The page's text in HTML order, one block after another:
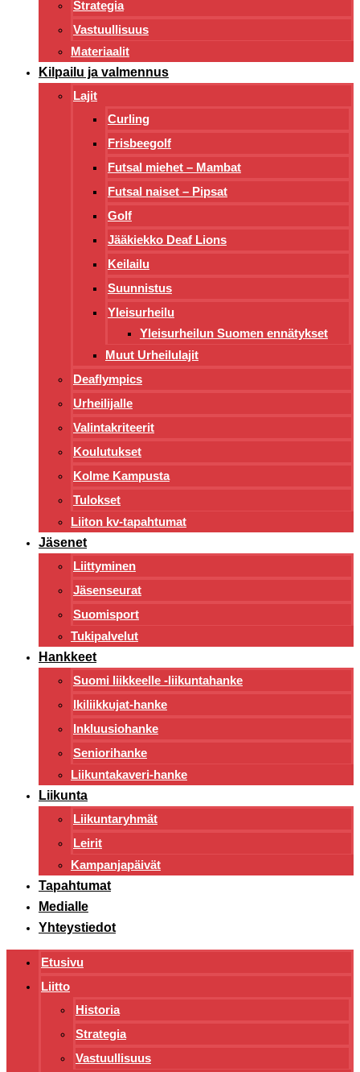
Strategia
Vastuullisuus
Materiaalit
Kilpailu ja valmennus
Lajit
Curling
Frisbeegolf
Futsal miehet – Mambat
Futsal naiset – Pipsat
Golf
Jääkiekko Deaf Lions
Keilailu
Suunnistus
Yleisurheilu
Yleisurheilun Suomen ennätykset
Muut Urheilulajit
Deaflympics
Urheilijalle
Valintakriteerit
Koulutukset
Kolme Kampusta
Tulokset
Liiton kv-tapahtumat
Jäsenet
Liittyminen
Jäsenseurat
Suomisport
Tukipalvelut
Hankkeet
Suomi liikkeelle -liikuntahanke
Ikiliikkujat-hanke
Inkluusiohanke
Seniorihanke
Liikuntakaveri-hanke
Liikunta
Liikuntaryhmät
Leirit
Kampanjapäivät
Tapahtumat
Medialle
Yhteystiedot
Etusivu
Liitto
Historia
Strategia
Vastuullisuus